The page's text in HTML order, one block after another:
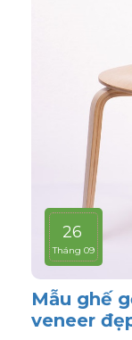
26
Tháng 09
Mẫu ghế
veneer